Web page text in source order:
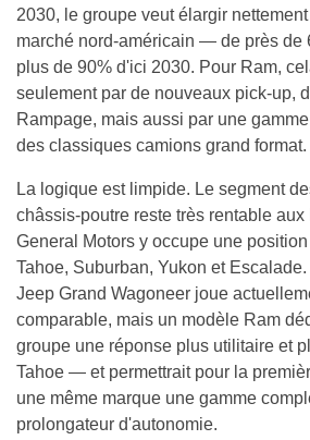
2030, le groupe veut élargir
marché nord-américain — de près de
plus de 90% d'ici 2030. Pour Ram,
seulement par de nouveaux pick-up,
Rampage, mais aussi par une
des classiques camions grand format.
La logique est limpide. Le segment
châssis-poutre reste très rentable aux
General Motors y occupe une
Tahoe, Suburban, Yukon et
Jeep Grand Wagoneer joue
comparable, mais un modèle Ram
groupe une réponse plus utilitaire et
Tahoe — et permettrait pour la
une même marque une gamme
prolongateur d'autonomie.